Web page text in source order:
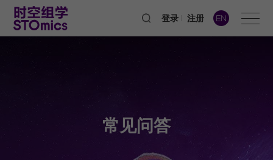
登录 注册 EN
常见问答